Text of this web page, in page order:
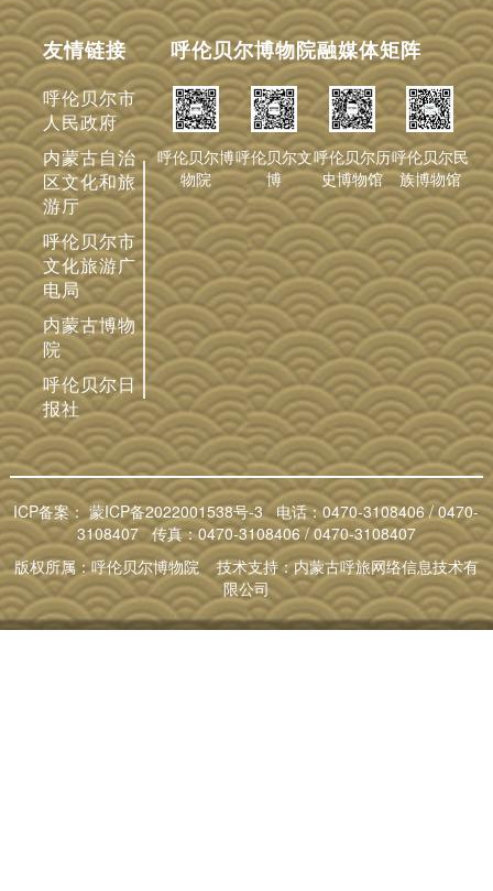
友情链接
呼伦贝尔市
人民政府
内蒙古自治
区文化和旅
游厅
呼伦贝尔市
文化旅游广
电局
内蒙古博物
院
呼伦贝尔日
报社
呼伦贝尔博物院融媒体矩阵
呼伦贝尔博
物院
呼伦贝尔文
博
呼伦贝尔历
史博物馆
呼伦贝尔民
族博物馆
ICP备案： 蒙ICP备2022001538号-3 电话：0470-3108406 / 0470-
3108407 传真：0470-3108406 / 0470-3108407
版权所属：呼伦贝尔博物院 技术支持：内蒙古呼旅网络信息技术有
限公司